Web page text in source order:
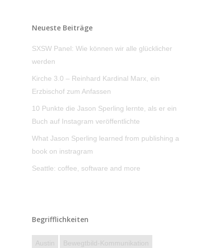
Neueste Beiträge
SXSW Panel: Wie können wir alle glücklicher
werden
Kirche 3.0 – Reinhard Kardinal Marx, ein
Erzbischof zum Anfassen
10 Punkte die Jason Sperling lernte, als er ein
Buch auf Instagram veröffentlichte
What Jason Sperling learned from publishing a
book on instragram
Seattle: coffee, software and more
Begrifflichkeiten
Austin Bewegtbild-Kommunikation